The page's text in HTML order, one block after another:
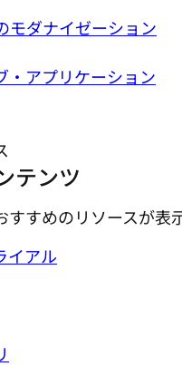
モダナイゼーション
・アプリケーション
テンツ
すめのリソースが表
イアル